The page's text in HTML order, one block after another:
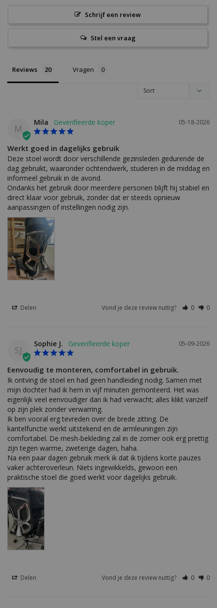
Schrijf een review
Stel een vraag
Reviews Vragen
M
05-18-2026
Mila
Werkt goed in dagelijks gebruik
Deze stoel wordt door verschillende gezinsleden gedurende de
dag gebruikt, waaronder ochtendwerk, studeren in de middag en
informeel gebruik in de avond.
Ondanks het gebruik door meerdere personen blijft hij stabiel en
direct klaar voor gebruik, zonder dat er steeds opnieuw
aanpassingen of instellingen nodig zijn.
Delen Vond je deze review nuttig? 0 0
SJ
05-09-2026
Sophie J.
Eenvoudig te monteren, comfortabel in gebruik.
Ik ontving de stoel en had geen handleiding nodig. Samen met
mijn dochter had ik hem in vijf minuten gemonteerd. Het was
eigenlijk veel eenvoudiger dan ik had verwacht; alles klikt vanzelf
op zijn plek zonder verwarring.
Ik ben vooral erg tevreden over de brede zitting. De
kantelfunctie werkt uitstekend en de armleuningen zijn
comfortabel. De mesh-bekleding zal in de zomer ook erg prettig
zijn tegen warme, zweterige dagen, haha.
Na een paar dagen gebruik merk ik dat ik tijdens korte pauzes
vaker achteroverleun. Niets ingewikkelds, gewoon een
praktische stoel die goed werkt voor dagelijks gebruik.
Delen Vond je deze review nuttig? 0 0